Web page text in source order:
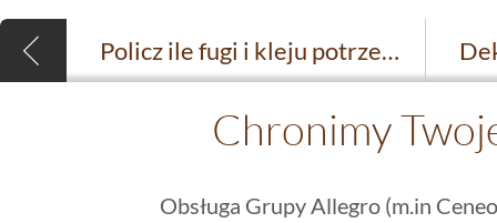
Policz ile fugi i kleju potrzebujesz
Chronimy
Obsługa Grupy Allegro (m.in